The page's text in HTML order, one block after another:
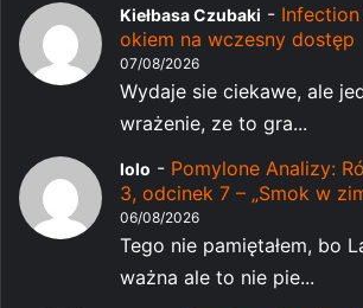
Kiełbasa Czubaki -
okiem na wczesny dostęp
07/08/2026
Wydaje sie ciekawe, ale
wrażenie, ze to gra...
lolo - Pomylone Analizy:
3, odcinek 7 – „Smok w
06/08/2026
Tego nie pamiętałem, bo
ważna ale to nie pie...